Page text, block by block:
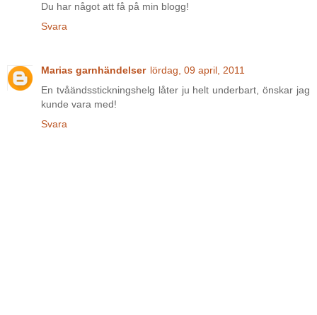
Du har något att få på min blogg!
Svara
Marias garnhändelser lördag, 09 april, 2011
En tvåändsstickningshelg låter ju helt underbart, önskar jag
kunde vara med!
Svara